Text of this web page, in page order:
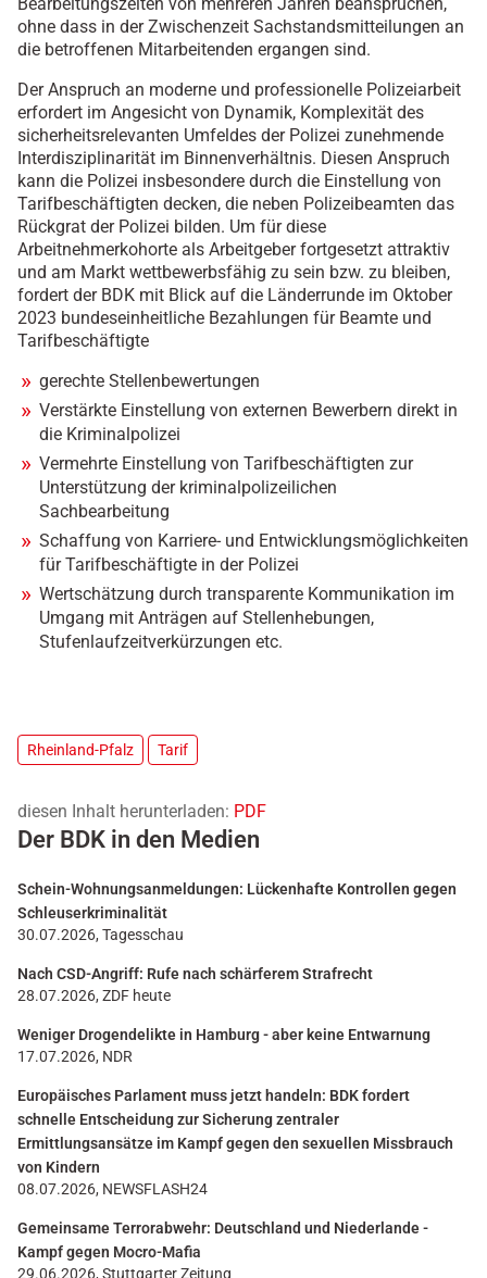
ohne dass in der Zwischenzeit Sachstandsmitteilungen an
die betroffenen Mitarbeitenden ergangen sind.
Der Anspruch an moderne und professionelle Polizeiarbeit
erfordert im Angesicht von Dynamik, Komplexität des
sicherheitsrelevanten Umfeldes der Polizei zunehmende
Interdisziplinarität im Binnenverhältnis. Diesen Anspruch
kann die Polizei insbesondere durch die Einstellung von
Tarifbeschäftigten decken, die neben Polizeibeamten das
Rückgrat der Polizei bilden. Um für diese
Arbeitnehmerkohorte als Arbeitgeber fortgesetzt attraktiv
und am Markt wettbewerbsfähig zu sein bzw. zu bleiben,
fordert der BDK mit Blick auf die Länderrunde im Oktober
2023 bundeseinheitliche Bezahlungen für Beamte und
Tarifbeschäftigte
gerechte Stellenbewertungen
Verstärkte Einstellung von externen Bewerbern direkt in
die Kriminalpolizei
Vermehrte Einstellung von Tarifbeschäftigten zur
Unterstützung der kriminalpolizeilichen
Sachbearbeitung
Schaffung von Karriere- und Entwicklungsmöglichkeiten
für Tarifbeschäftigte in der Polizei
Wertschätzung durch transparente Kommunikation im
Umgang mit Anträgen auf Stellenhebungen,
Stufenlaufzeitverkürzungen etc.
Rheinland-Pfalz Tarif
diesen Inhalt herunterladen: PDF
Der BDK in den Medien
Schein-Wohnungsanmeldungen: Lückenhafte Kontrollen gegen
Schleuserkriminalität
30.07.2026, Tagesschau
Nach CSD-Angriff: Rufe nach schärferem Strafrecht
28.07.2026, ZDF heute
Weniger Drogendelikte in Hamburg - aber keine Entwarnung
17.07.2026, NDR
Europäisches Parlament muss jetzt handeln: BDK fordert
schnelle Entscheidung zur Sicherung zentraler
Ermittlungsansätze im Kampf gegen den sexuellen Missbrauch
von Kindern
08.07.2026, NEWSFLASH24
Gemeinsame Terrorabwehr: Deutschland und Niederlande -
Kampf gegen Mocro-Mafia